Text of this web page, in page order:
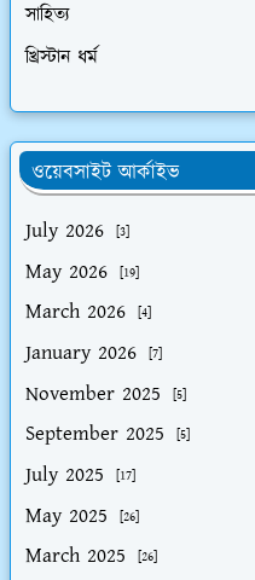
সাহিত্য
খ্রিস্টান ধর্ম
ওয়েবসাইট আর্কাইভ
July 2026
[3]
May 2026 [19]
March 2026 [4]
January 2026 [7]
November 2025 [5]
September 2025 [5]
July 2025 [17]
May 2025 [26]
March 2025 [26]